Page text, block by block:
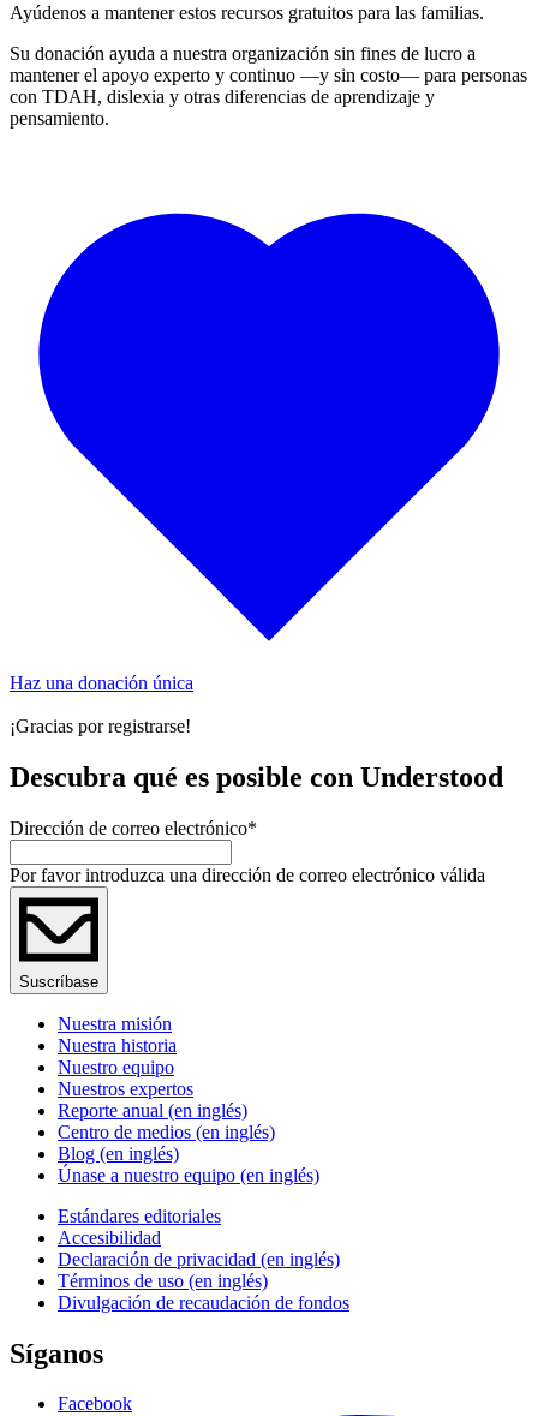
Ayúdenos a mantener estos recursos gratuitos para las familias.
Su donación ayuda a nuestra organización sin fines de lucro a
mantener el apoyo experto y continuo —y sin costo— para personas
con TDAH, dislexia y otras diferencias de aprendizaje y
pensamiento.
Haz una donación única
¡Gracias por registrarse!
Descubra qué es posible con Understood
Dirección de correo electrónico*
Por favor introduzca una dirección de correo electrónico válida
Suscríbase
Nuestra misión
Nuestra historia
Nuestro equipo
Nuestros expertos
Reporte anual (en inglés)
Centro de medios (en inglés)
Blog (en inglés)
Únase a nuestro equipo (en inglés)
Estándares editoriales
Accesibilidad
Declaración de privacidad (en inglés)
Términos de uso (en inglés)
Divulgación de recaudación de fondos
Síganos
Facebook